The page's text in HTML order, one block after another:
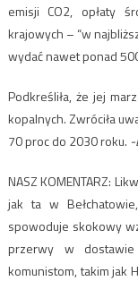
emisji CO2, opłaty
krajowych – “w
wydać nawet ponad 500
Podkreśliła, że jej
kopalnych. Zwróciła
70 proc do 2030 roku.
NASZ KOMENTARZ:
jak ta w
spowoduje skokowy
przerwy w dostawie
komunistom, takim jak